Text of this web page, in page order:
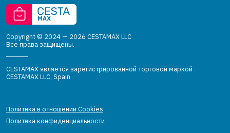
Copyright © 2024 — 2026 CESTAMAX LLC
Все права защищены.
CESTAMAX является зарегистрированной торговой маркой
CESTAMAX LLC, Spain
Политика в отношении Cookies
Политика конфиденциальности